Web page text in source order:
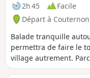
2h 45
Facile
Départ à
Balade tranquille
permettra de faire le
village autrement.
Prévoir équipements